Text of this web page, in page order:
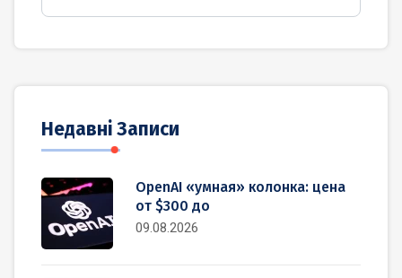
Недавні Записи
OpenAI «умная» колонка: цена
от $300 до
09.08.2026